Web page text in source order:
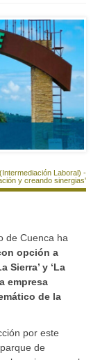
Laboral) -
y creando sinergias'
de Cuenca ha
opción a
Sierra’ y ‘La
empresa
de la
por este
de